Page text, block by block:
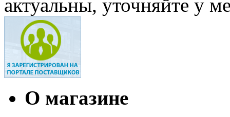
актуальны, уточняйте у
О магазине